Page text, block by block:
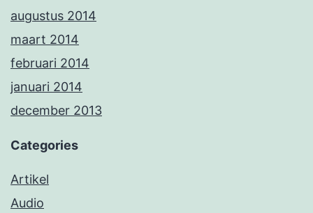
augustus 2014
maart 2014
februari 2014
januari 2014
december 2013
Categories
Artikel
Audio